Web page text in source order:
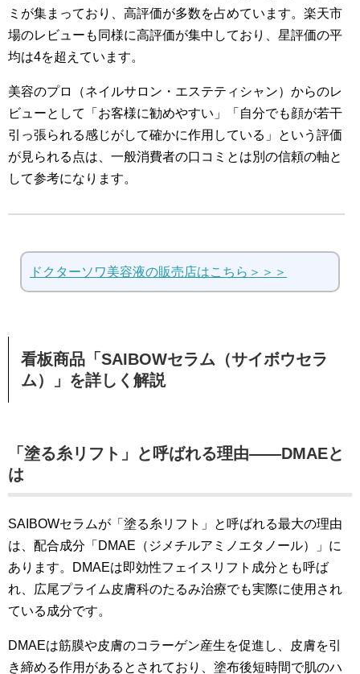
ミが集まっており、高評価が多数を占めています。楽天市
場のレビューも同様に高評価が集中しており、星評価の平
均は4を超えています。
美容のプロ（ネイルサロン・エステティシャン）からのレ
ビューとして「お客様に勧めやすい」「自分でも顔が若干
引っ張られる感じがして確かに作用している」という評価
が見られる点は、一般消費者の口コミとは別の信頼の軸と
して参考になります。
ドクターソワ美容液の販売店はこちら＞＞＞
看板商品「SAIBOWセラム（サイボウセラ
ム）」を詳しく解説
「塗る糸リフト」と呼ばれる理由——DMАEと
は
SAIBOWセラムが「塗る糸リフト」と呼ばれる最大の理由
は、配合成分「DMAE（ジメチルアミノエタノール）」に
あります。DMAEは即効性フェイスリフト成分とも呼ば
れ、広尾プライム皮膚科のたるみ治療でも実際に使用され
ている成分です。
DMAEは筋膜や皮膚のコラーゲン産生を促進し、皮膚を引
き締める作用があるとされており、塗布後短時間で肌のハ